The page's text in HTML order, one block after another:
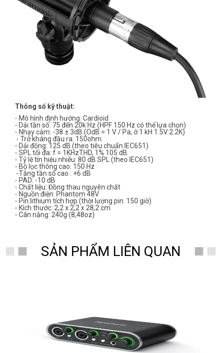
Thông số kỹ thuật:
- Mô hình định hướng: Cardioid
- Dải tần số: 75 đến 20k Hz (HPF 150 Hz có thể lựa chọn)
- Nhạy cảm: -38 ± 3dB (OdB = 1 V / Pa, ở 1 kH 1.5V 2.2K)
- Trở kháng đầu ra: 150ohm
- Dải động: 125 dB (theo tiêu chuẩn IEC651)
- SPL tối đa: f = 1KHzTHD, 1% 105 dB
- Tỷ lệ tín hiệu nhiễu: 80 dB SPL (theo IEC651)
- Bộ lọc thông cao: 150 Hz
-Tăng tần số cao : +6 dB
- PAD: -10 dB
- Chất liệu: Đồng thau nguyên chất
- Nguồn điện: Phantom 48V
- Pin lithium tích hợp (thời lượng pin: 150 giờ)
- Kích thước: 2,2 x 2,2 x 28,2 cm
- Cân nặng: 240g (8,48oz)
SẢN PHẨM LIÊN QUAN